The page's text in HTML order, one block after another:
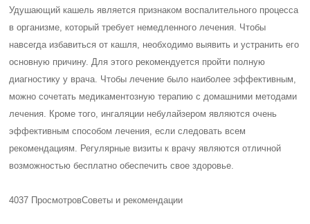
Удушающий кашель является признаком воспалительного процесса
в организме, который требует немедленного лечения. Чтобы
навсегда избавиться от кашля, необходимо выявить и устранить его
основную причину. Для этого рекомендуется пройти полную
диагностику у врача. Чтобы лечение было наиболее эффективным,
можно сочетать медикаментозную терапию с домашними методами
лечения. Кроме того, ингаляции небулайзером являются очень
эффективным способом лечения, если следовать всем
рекомендациям. Регулярные визиты к врачу являются отличной
возможностью бесплатно обеспечить свое здоровье.
4037 ПросмотровСоветы и рекомендации